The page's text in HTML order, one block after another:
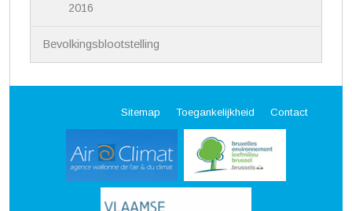
2016
Bevolkingsblootstelling
Sitemap Toegankelijkheid Contact